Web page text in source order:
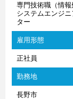
専門技術職（情報
システムエンジ
ター
雇用形態
正社員
勤務地
長野市